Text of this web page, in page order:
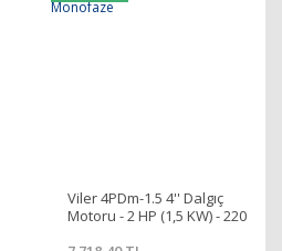
Viler 4PDm-1.5 4'' Dalgıç
Motoru - 2 HP (1,5 KW) - 220